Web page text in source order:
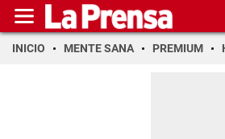
INICIO MENTE SANA PREMIUM